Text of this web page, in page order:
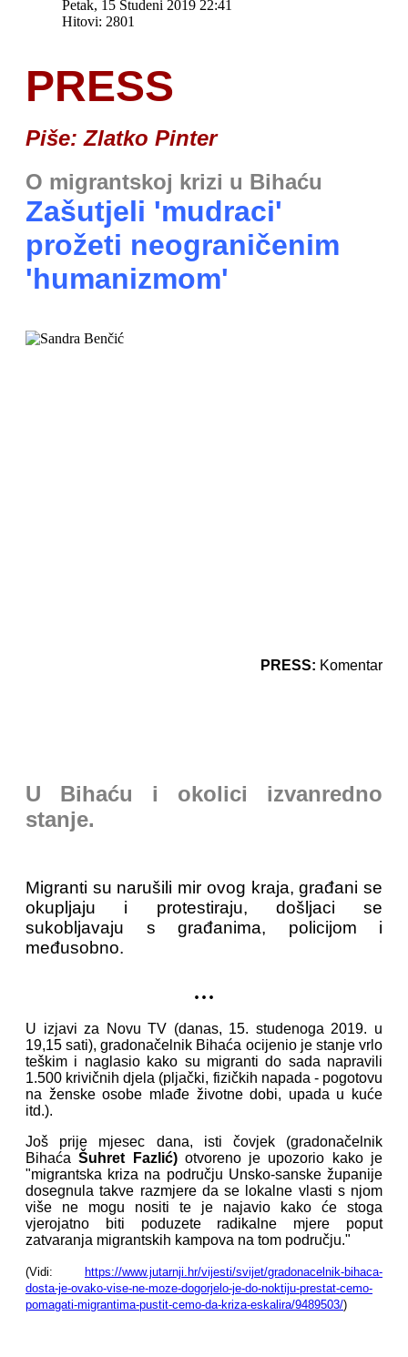
Petak, 15 Studeni 2019 22:41
Hitovi: 2801
PRESS
Piše: Zlatko Pinter
O migrantskoj krizi u Bihaću
Zašutjeli 'mudraci'
prožeti neograničenim
'humanizmom'
PRESS: Komentar
U Bihaću i okolici izvanredno
stanje.
Migranti su narušili mir ovog kraja, građani se
okupljaju i protestiraju, došljaci se
sukobljavaju s građanima, policijom i
međusobno.
...
U izjavi za Novu TV (danas, 15. studenoga 2019. u
19,15 sati), gradonačelnik Bihaća ocijenio je stanje vrlo
teškim i naglasio kako su migranti do sada napravili
1.500 krivičnih djela (pljački, fizičkih napada - pogotovu
na ženske osobe mlađe životne dobi, upada u kuće
itd.).
Još prije mjesec dana, isti čovjek (gradonačelnik
BihaćaŠuhret Fazlić) otvoreno je upozorio kako je
"migrantska kriza na području Unsko-sanske županije
dosegnula takve razmjere da se lokalne vlasti s njom
više ne mogu nositi te je najavio kako će stoga
vjerojatno biti poduzete radikalne mjere poput
zatvaranja migrantskih kampova na tom području."
(Vidi:
https://www.jutarnji.hr/vijesti/svijet/gradonacelnik-bihaca-
dosta-je-ovako-vise-ne-moze-dogorjelo-je-do-noktiju-prestat-cemo-
pomagati-migrantima-pustit-cemo-da-kriza-eskalira/9489503/)